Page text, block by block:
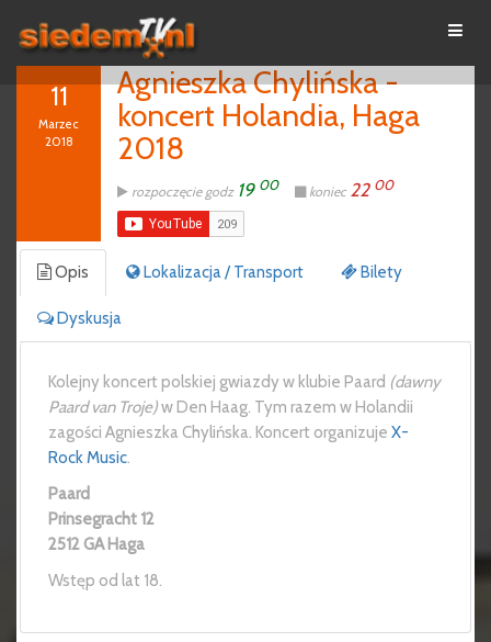
11
Marzec
2018
Agnieszka Chylińska -
koncert Holandia, Haga
2018
rozpoczęcie godz 19 00 koniec 22 00
Opis Lokalizacja / Transport Bilety
Dyskusja
Kolejny koncert polskiej gwiazdy w klubie Paard (dawny
Paard van Troje)w Den Haag. Tym razem w Holandii
zagości Agnieszka Chylińska. Koncert organizuje X-
Rock Music.
Paard
Prinsegracht 12
2512 GA Haga
Wstęp od lat 18.